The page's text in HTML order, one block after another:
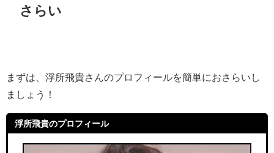
さらい
まずは、浮所飛貴さんのプロフィールを簡単におさらいし
ましょう！
浮所飛貴のプロフィール